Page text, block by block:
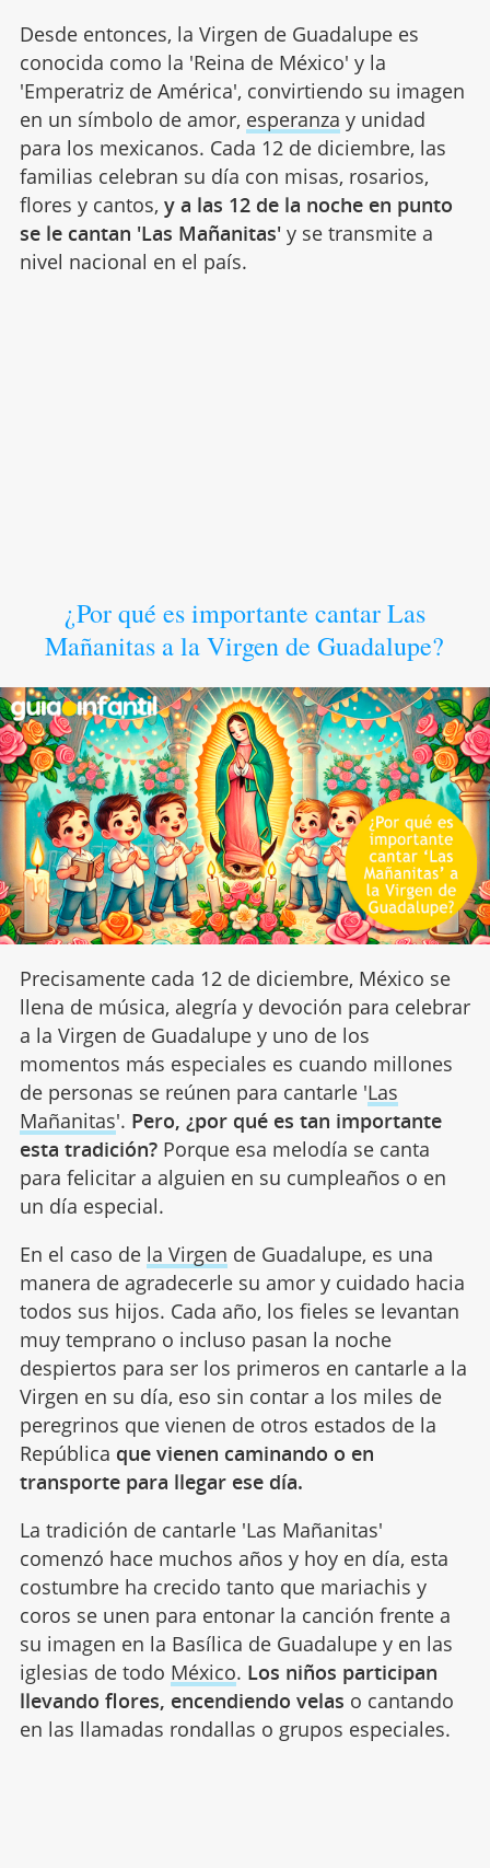
Desde entonces, la Virgen de Guadalupe es
conocida como la 'Reina de México' y la
'Emperatriz de América', convirtiendo su imagen
en un símbolo de amor, esperanza y unidad
para los mexicanos. Cada 12 de diciembre, las
familias celebran su día con misas, rosarios,
flores y cantos, y a las 12 de la noche en punto
se le cantan 'Las Mañanitas'y se transmite a
nivel nacional en el país.
¿Por qué es importante cantar Las
Mañanitas a la Virgen de Guadalupe?
Precisamente cada 12 de diciembre, México se
llena de música, alegría y devoción para celebrar
a la Virgen de Guadalupe y uno de los
momentos más especiales es cuando millones
de personas se reúnen para cantarle 'Las
Mañanitas'. Pero, ¿por qué es tan importante
esta tradición?Porque esa melodía se canta
para felicitar a alguien en su cumpleaños o en
un día especial.
En el caso de la Virgen de Guadalupe, es una
manera de agradecerle su amor y cuidado hacia
todos sus hijos. Cada año, los fieles se levantan
muy temprano o incluso pasan la noche
despiertos para ser los primeros en cantarle a la
Virgen en su día, eso sin contar a los miles de
peregrinos que vienen de otros estados de la
República que vienen caminando o en
transporte para llegar ese día.
La tradición de cantarle 'Las Mañanitas'
comenzó hace muchos años y hoy en día, esta
costumbre ha crecido tanto que mariachis y
coros se unen para entonar la canción frente a
su imagen en la Basílica de Guadalupe y en las
iglesias de todo México. Los niños participan
llevando flores, encendiendo velas o cantando
en las llamadas rondallas o grupos especiales.